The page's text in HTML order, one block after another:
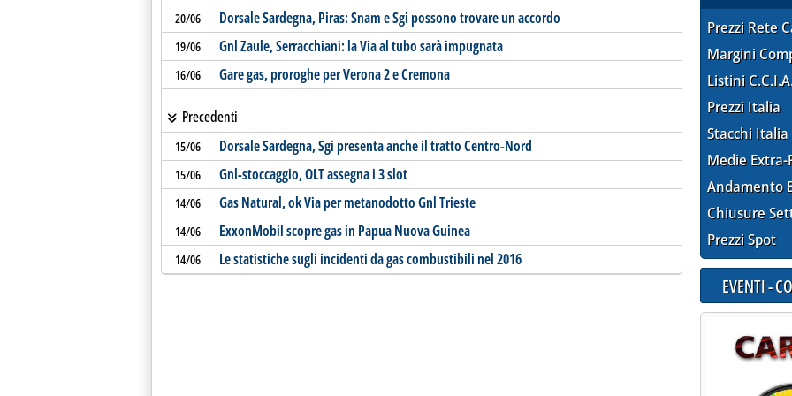
20/06 Dorsale Sardegna, Piras: Snam e Sgi possono trovare un accordo
19/06 Gnl Zaule, Serracchiani: la Via al tubo sarà impugnata
16/06 Gare gas, proroghe per Verona 2 e Cremona
Precedenti
15/06 Dorsale Sardegna, Sgi presenta anche il tratto Centro-Nord
15/06 Gnl-stoccaggio, OLT assegna i 3 slot
14/06 Gas Natural, ok Via per metanodotto Gnl Trieste
14/06 ExxonMobil scopre gas in Papua Nuova Guinea
14/06 Le statistiche sugli incidenti da gas combustibili nel 2016
Prezzi Rete
Margini
Listini
Prezzi Italia
Stacchi Italia
Medie Extra-
Andamento
Chiusure
Prezzi Spot
EVENTI -